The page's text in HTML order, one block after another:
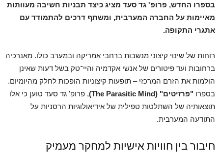
בספרו החדש, פרופ' גד סעד מציג כיצד תבניות חשיבה מעוותות
מאיימות על החברה המערבית, ומשתף דרכים להתמודד עם
אתגרי התקופה.
רוחות של שינוי קיצוני מנשבות ברחבי אמריקה ובמערב כולו. מאנרכיה
ברחובות ועד פיטורים של אנשי אקדמיה והיי־טק בשל דעות שאינן
הולמות את הזרם המרכזי – תופעות קיצוניות הופכות לחלק מהיומיום.
בספרו "פרזיטים" (The Parasitic Mind)
, פרופ' גד סעד טוען כי אלו
תוצאותיה של השתלטות טפילית של אידיאולוגיות הרסניות על
התודעה המערבית.
חיבור בין חוויות אישיות למחקר מעמיק